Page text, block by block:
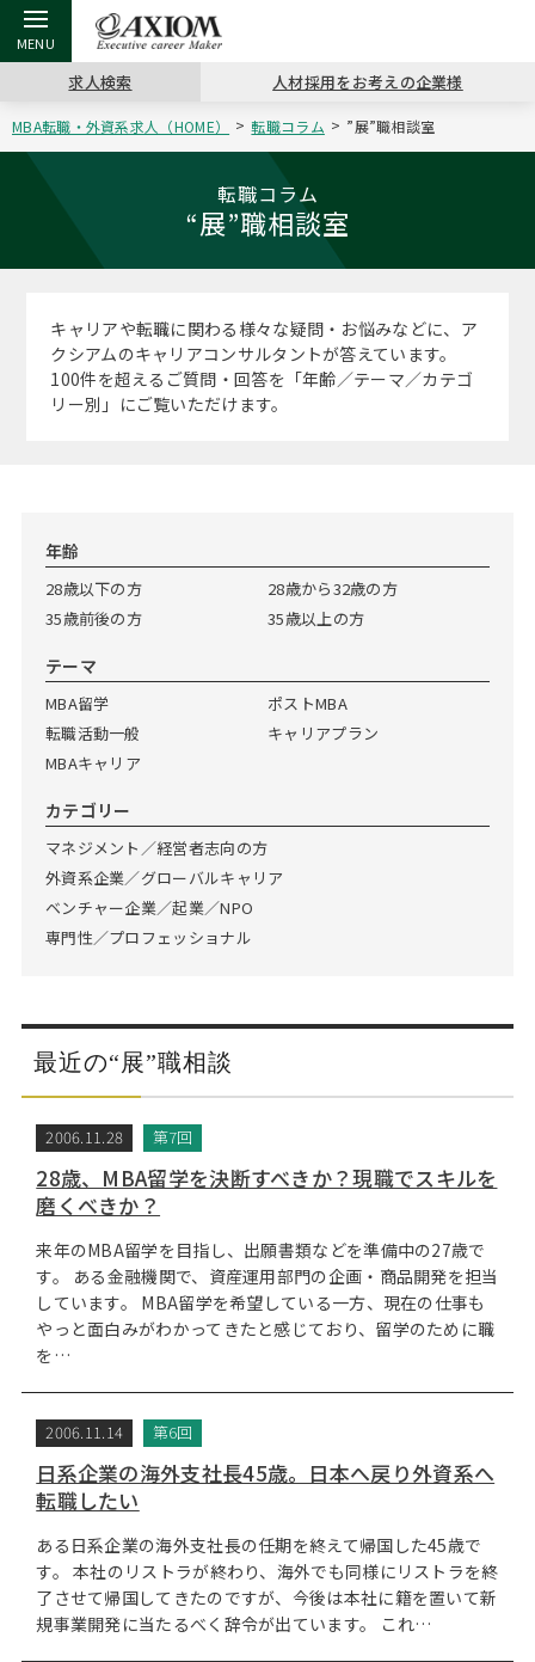
戻る
アクシアムの特長
サービス案内
戻る
キャリア支援 TOP
キャリアデザイン講座
（最新求人市場動向）
ステージ別アドバイス
MBAの転職事例
インターン受入企業一覧
MBAを生かす求人特集
年齢と年収の相関図
戻る
転職ツール TOP
英文レジュメの書き方
日本語履歴書テンプレート
Web面接の準備・注意点
戻る
転職コラム TOP
“展”職相談室
コンサルティングの現場から
注目企業インタビュー
戻る
イベント・セミナー TOP
キャリアデザインセミナー
ジョブフェア
プロ経営者の特別セミナー
Career Talk Live
MBA NETWORKING
戻る
会社概要 TOP
アクセス
ニュースリリース
求人検索 人材採用をお考えの企業様
MBA転職・外資系求人（HOME） 転職コラム ”展”職相談室
転職コラム
“展”職相談室
キャリアや転職に関わる様々な疑問・お悩みなどに、ア
クシアムのキャリアコンサルタントが答えています。
100件を超えるご質問・回答を「年齢／テーマ／カテゴ
リー別」にご覧いただけます。
年齢
28歳以下の方
28歳から32歳の方
35歳前後の方
35歳以上の方
テーマ
MBA留学
ポストMBA
転職活動一般
キャリアプラン
MBAキャリア
カテゴリー
マネジメント／経営者志向の方
外資系企業／グローバルキャリア
ベンチャー企業／起業／NPO
専門性／プロフェッショナル
最近の“展”職相談
2006.11.28 第7回
28歳、MBA留学を決断すべきか？現職でスキルを
磨くべきか？
来年のMBA留学を目指し、出願書類などを準備中の27歳で
す。 ある金融機関で、資産運用部門の企画・商品開発を担当
しています。 MBA留学を希望している一方、現在の仕事も
やっと面白みがわかってきたと感じており、留学のために職
を…
2006.11.14 第6回
日系企業の海外支社長45歳。日本へ戻り外資系へ
転職したい
ある日系企業の海外支社長の任期を終えて帰国した45歳で
す。 本社のリストラが終わり、海外でも同様にリストラを終
了させて帰国してきたのですが、今後は本社に籍を置いて新
規事業開発に当たるべく辞令が出ています。 これ…